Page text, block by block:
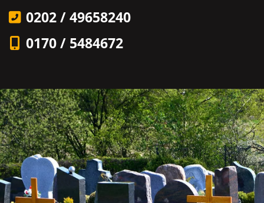
0202 / 49658240
0170 / 5484672